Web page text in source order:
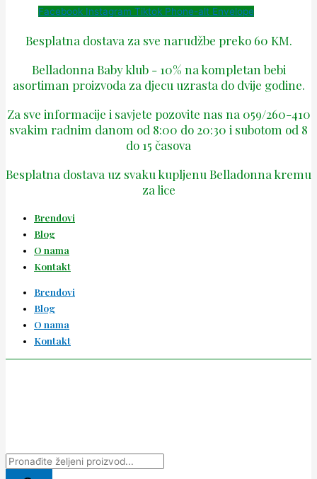
Facebook Instagram Tiktok Phone-alt Envelope
Besplatna dostava za sve narudžbe preko 60 KM.
Belladonna Baby klub - 10% na kompletan bebi
asortiman proizvoda za djecu uzrasta do dvije godine.
Za sve informacije i savjete pozovite nas na 059/260-410
svakim radnim danom od 8:00 do 20:30 i subotom od 8
do 15 časova
Besplatna dostava uz svaku kupljenu Belladonna kremu
za lice
Brendovi
Blog
O nama
Kontakt
Brendovi
Blog
O nama
Kontakt